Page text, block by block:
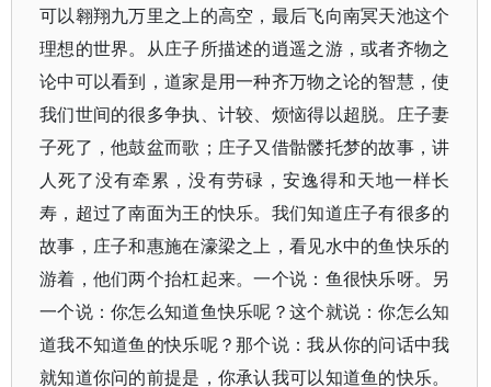
可以翱翔九万里之上的高空，最后飞向南冥天池这个
理想的世界。从庄子所描述的逍遥之游，或者齐物之
论中可以看到，道家是用一种齐万物之论的智慧，使
我们世间的很多争执、计较、烦恼得以超脱。庄子妻
子死了，他鼓盆而歌；庄子又借骷髅托梦的故事，讲
人死了没有牵累，没有劳碌，安逸得和天地一样长
寿，超过了南面为王的快乐。我们知道庄子有很多的
故事，庄子和惠施在濠梁之上，看见水中的鱼快乐的
游着，他们两个抬杠起来。一个说：鱼很快乐呀。另
一个说：你怎么知道鱼快乐呢？这个就说：你怎么知
道我不知道鱼的快乐呢？那个说：我从你的问话中我
就知道你问的前提是，你承认我可以知道鱼的快乐。